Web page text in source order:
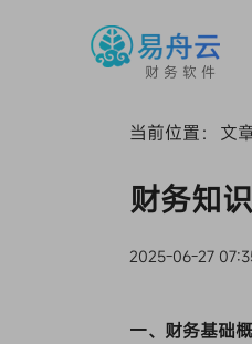
财务软件
当前位置： 文
财务知
2025-06-27
一、财务基础